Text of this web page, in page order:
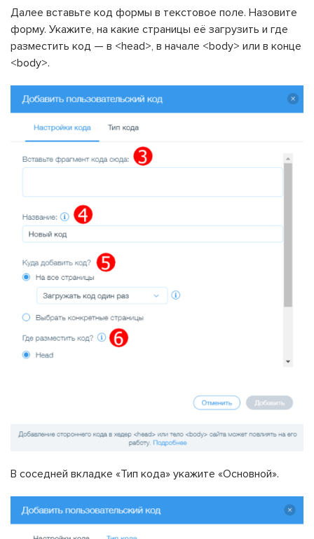
Далее вставьте код формы в текстовое поле. Назовите
форму. Укажите, на какие страницы её загрузить и где
разместить код — в <head>, в начале <body> или в конце
<body>.
В соседней вкладке «Тип кода» укажите «Основной».